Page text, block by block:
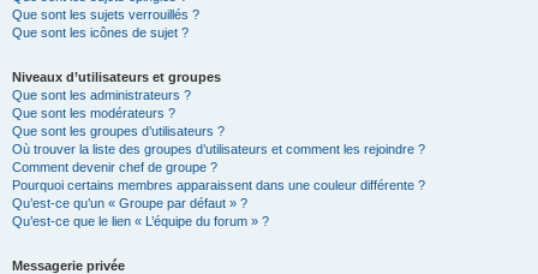
Que sont les sujets verrouillés ?
Que sont les icônes de sujet ?
Niveaux d’utilisateurs et groupes
Que sont les administrateurs ?
Que sont les modérateurs ?
Que sont les groupes d’utilisateurs ?
Où trouver la liste des groupes d’utilisateurs et comment les rejoindre ?
Comment devenir chef de groupe ?
Pourquoi certains membres apparaissent dans une couleur différente ?
Qu’est-ce qu’un « Groupe par défaut » ?
Qu’est-ce que le lien « L’équipe du forum » ?
Messagerie privée